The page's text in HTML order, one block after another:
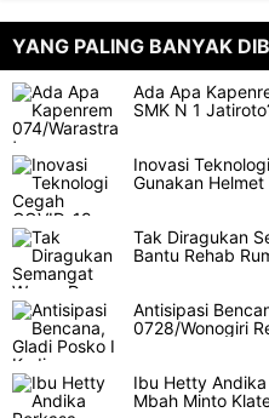
YANG PALING BANYAK
Ada Apa
SMK N 1
Inovasi
Gunakan
Tak Diragukan
Bantu Rehab
Antisipasi
0728/Wonogiri
Ibu Hetty
Mbah Minto